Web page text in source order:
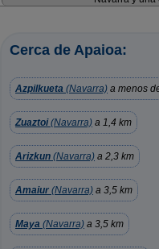
Cerca de Apaioa:
Azpilkueta (Navarra) a menos
Zuaztoi(Navarra) a 1,4 km
Arizkun (Navarra) a 2,3 km
Amaiur (Navarra) a 3,5 km
Maya (Navarra) a 3,5 km